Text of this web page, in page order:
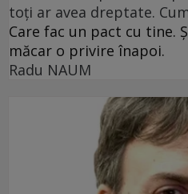
toți ar avea dreptate.
Care fac un pact cu tine.
măcar o privire înapoi.
Radu NAUM